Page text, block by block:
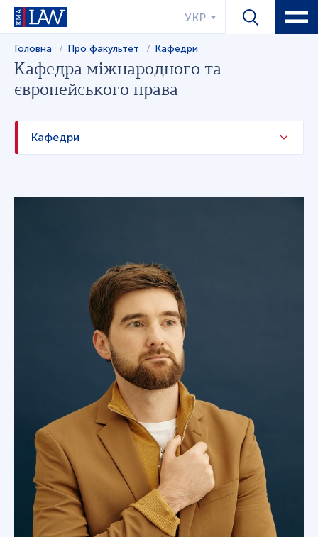
УКР
Головна Про факультет Кафедри
Кафедра міжнародного та
європейського права
Кафедри